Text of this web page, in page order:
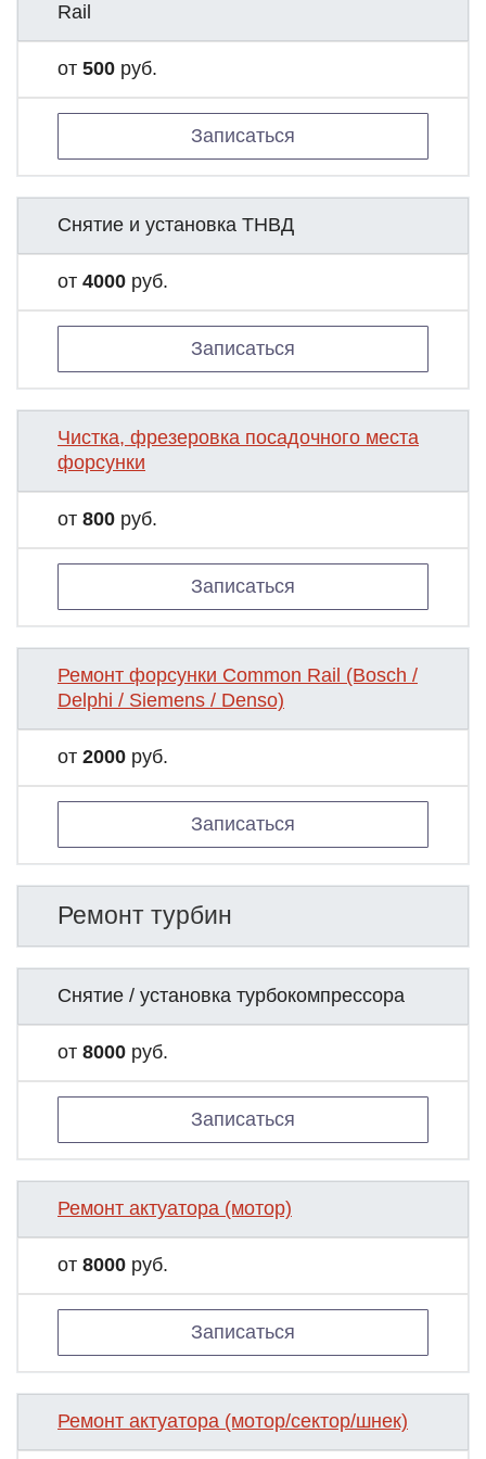
Rail
от 500 руб.
Записаться
Снятие и установка ТНВД
от 4000 руб.
Записаться
Чистка, фрезеровка посадочного места
форсунки
от 800 руб.
Записаться
Ремонт форсунки Common Rail (Bosch /
Delphi / Siemens / Denso)
от 2000 руб.
Записаться
Ремонт турбин
Снятие / установка турбокомпрессора
от 8000 руб.
Записаться
Ремонт актуатора (мотор)
от 8000 руб.
Записаться
Ремонт актуатора (мотор/сектор/шнек)